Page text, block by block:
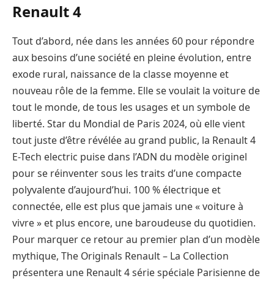
Renault 4
Tout d’abord, née dans les années 60 pour répondre
aux besoins d’une société en pleine évolution, entre
exode rural, naissance de la classe moyenne et
nouveau rôle de la femme. Elle se voulait la voiture de
tout le monde, de tous les usages et un symbole de
liberté. Star du Mondial de Paris 2024, où elle vient
tout juste d’être révélée au grand public, la Renault 4
E-Tech electric puise dans l’ADN du modèle originel
pour se réinventer sous les traits d’une compacte
polyvalente d’aujourd’hui. 100 % électrique et
connectée, elle est plus que jamais une « voiture à
vivre » et plus encore, une baroudeuse du quotidien.
Pour marquer ce retour au premier plan d’un modèle
mythique, The Originals Renault – La Collection
présentera une Renault 4 série spéciale Parisienne de